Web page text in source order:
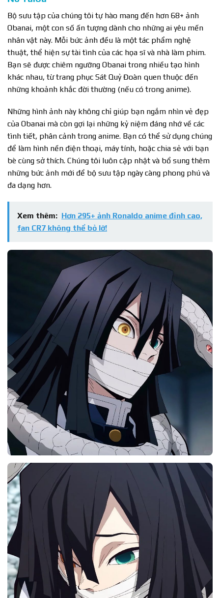
Bộ sưu tập của chúng tôi tự hào mang đến hơn 68+ ảnh
Obanai, một con số ấn tượng dành cho những ai yêu mến
nhân vật này. Mỗi bức ảnh đều là một tác phẩm nghệ
thuật, thể hiện sự tài tình của các họa sĩ và nhà làm phim.
Bạn sẽ được chiêm ngưỡng Obanai trong nhiều tạo hình
khác nhau, từ trang phục Sát Quỷ Đoàn quen thuộc đến
những khoảnh khắc đời thường (nếu có trong anime).
Những hình ảnh này không chỉ giúp bạn ngắm nhìn vẻ đẹp
của Obanai mà còn gợi lại những kỷ niệm đáng nhớ về các
tình tiết, phân cảnh trong anime. Bạn có thể sử dụng chúng
để làm hình nền điện thoại, máy tính, hoặc chia sẻ với bạn
bè cùng sở thích. Chúng tôi luôn cập nhật và bổ sung thêm
những bức ảnh mới để bộ sưu tập ngày càng phong phú và
đa dạng hơn.
Xem thêm: Hơn 295+ ảnh Ronaldo anime đỉnh cao,
fan CR7 không thể bỏ lỡ!